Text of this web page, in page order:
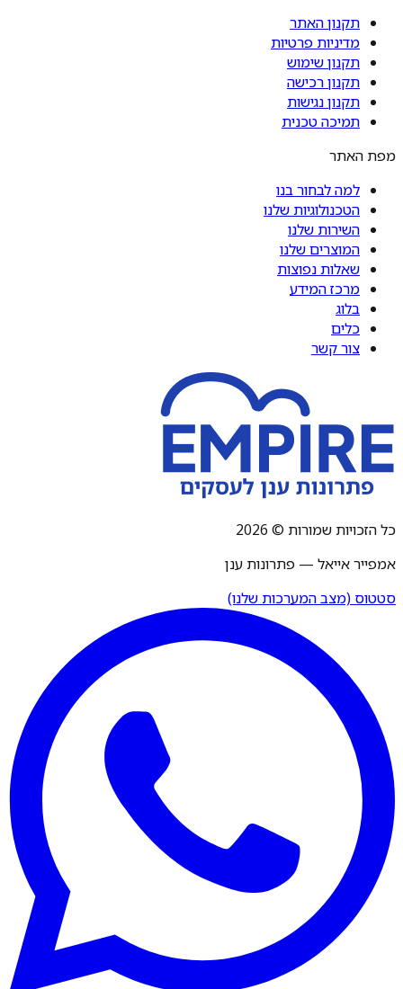
תקנון האתר
מדיניות פרטיות
תקנון שימוש
תקנון רכישה
תקנון נגישות
תמיכה טכנית
מפת האתר
למה לבחור בנו
הטכנולוגיות שלנו
השירות שלנו
המוצרים שלנו
שאלות נפוצות
מרכז המידע
בלוג
כלים
צור קשר
כל הזכויות שמורות © 2026
אמפייר אייאל — פתרונות ענן
סטטוס (מצב המערכות שלנו)